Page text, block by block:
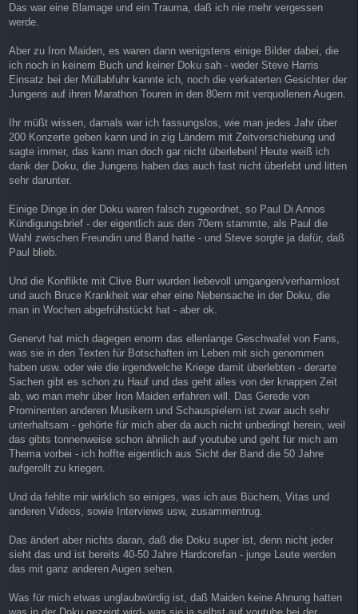
Das war eine Blamage und ein Trauma, daß ich nie mehr vergessen
werde.
Aber zu Iron Maiden, es waren dann wenigstens einige Bilder dabei, die
ich noch in keinem Buch und keiner Doku sah - weder Steve Harris
Einsatz bei der Müllabfuhr kannte ich, noch die verkaterten Gesichter der
Jungens auf ihren Marathon Touren in den 80ern mit verquollenen Augen.
Ihr müßt wissen, damals war ich fassungslos, wie man jedes Jahr über
200 Konzerte geben kann und in zig Ländern mit Zeitverschiebung und
sagte immer, das kann man doch gar nicht überleben! Heute weiß ich
dank der Doku, die Jungens haben das auch fast nicht überlebt und litten
sehr darunter.
Einige Dinge in der Doku waren falsch zugeordnet, so Paul Di Annos
Kündigungsbrief - der eigentlich aus den 70ern stammte, als Paul die
Wahl zwischen Freundin und Band hatte - und Steve sorgte ja dafür, daß
Paul blieb.
Und die Konflikte mit Clive Burr wurden liebevoll umgangen/verharmlost
und auch Bruce Krankheit war eher eine Nebensache in der Doku, die
man in Wochen abgefrühstückt hat - aber ok.
Genervt hat mich dagegen enorm das ellenlange Geschwafel von Fans,
was sie in den Texten für Botschaften im Leben mit sich genommen
haben usw. oder wie die irgendwelche Kriege damit überlebten - derarte
Sachen gibt es schon zu Hauf und das geht alles von der knappen Zeit
ab, wo man mehr über Iron Maiden erfahren will. Das Gerede von
Prominenten anderen Musikern und Schauspielern ist zwar auch sehr
unterhaltsam - gehörte für mich aber da auch nicht unbedingt herein, weil
das gibts tonnenweise schon ähnlich auf youtube und geht für mich am
Thema vorbei - ich hoffte eigentlich aus Sicht der Band die 50 Jahre
aufgerollt zu kriegen.
Und da fehlte mir wirklich so einiges, was ich aus Büchern, Vitas und
anderen Videos, sowie Interviews usw, zusammentrug.
Das ändert aber nichts daran, daß die Doku super ist, denn nicht jeder
sieht das und ist bereits 40-50 Jahre Hardcorefan - junge Leute werden
das mit ganz anderen Augen sehen.
Was für mich etwas unglaubwürdig ist, daß Maiden keine Ahnung hatten